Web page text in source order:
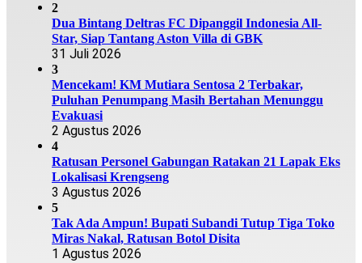
2
Dua Bintang Deltras FC Dipanggil Indonesia All-
Star, Siap Tantang Aston Villa di GBK
31 Juli 2026
3
Mencekam! KM Mutiara Sentosa 2 Terbakar,
Puluhan Penumpang Masih Bertahan Menunggu
Evakuasi
2 Agustus 2026
4
Ratusan Personel Gabungan Ratakan 21 Lapak Eks
Lokalisasi Krengseng
3 Agustus 2026
5
Tak Ada Ampun! Bupati Subandi Tutup Tiga Toko
Miras Nakal, Ratusan Botol Disita
1 Agustus 2026